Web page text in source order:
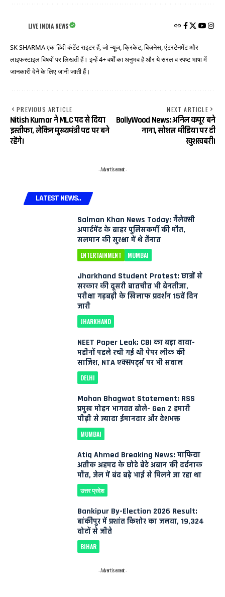
LIVE INDIA NEWS
SK SHARMA एक हिंदी कंटेंट राइटर हैं, जो न्यूज, क्रिकेट, बिज़नेस, एंटरटेनमेंट और
लाइफस्टाइल विषयों पर लिखती हैं। इन्हें 4+ वर्षों का अनुभव है और ये सरल व स्पष्ट भाषा में
जानकारी देने के लिए जानी जाती हैं।
PREVIOUS ARTICLE
Nitish Kumar ने MLC पद से दिया
इस्तीफा, लेकिन मुख्यमंत्री पद पर बने
रहेंगे।
NEXT ARTICLE
BollyWood News: अनिल कपूर बने
नाना, सोशल मीडिया पर दी
खुशखबरी।
- Advertisement -
LATEST NEWS..
Salman Khan News Today: गैलेक्सी
अपार्टमेंट के बाहर पुलिसकर्मी की मौत,
सलमान की सुरक्षा में थे तैनात
ENTERTAINMENT MUMBAI
Jharkhand Student Protest: छात्रों से
सरकार की दूसरी बातचीत भी बेनतीजा,
परीक्षा गड़बड़ी के खिलाफ प्रदर्शन 15वें दिन
जारी
JHARKHAND
NEET Paper Leak: CBI का बड़ा दावा-
महीनों पहले रची गई थी पेपर लीक की
साजिश, NTA एक्सपर्ट्स पर भी सवाल
DELHI
Mohan Bhagwat Statement: RSS
प्रमुख मोहन भागवत बोले- Gen Z हमारी
पीढ़ी से ज्यादा ईमानदार और देशभक्त
MUMBAI
Atiq Ahmed Breaking News: माफिया
अतीक अहमद के छोटे बेटे अबान की दर्दनाक
मौत, जेल में बंद बड़े भाई से मिलने जा रहा था
उत्तर प्रदेश
Bankipur By-Election 2026 Result:
बांकीपुर में प्रशांत किशोर का जलवा, 19,324
वोटों से जीते
BIHAR
- Advertisement -